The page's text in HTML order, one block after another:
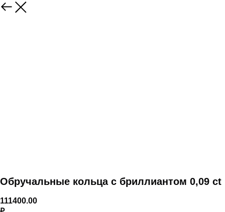
Обручальные кольца с бриллиантом 0,09 ct
111400.00